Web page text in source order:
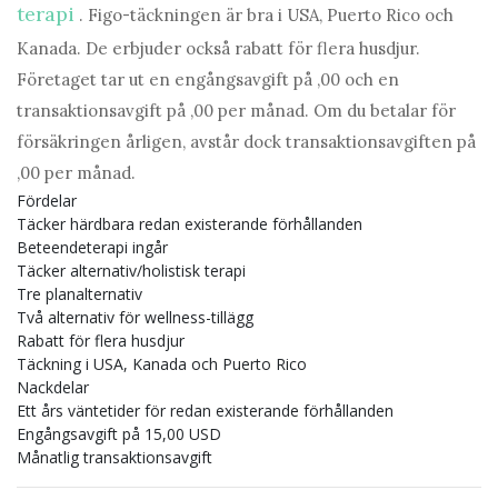
terapi . Figo-täckningen är bra i USA, Puerto Rico och
Kanada. De erbjuder också rabatt för flera husdjur.
Företaget tar ut en engångsavgift på ,00 och en
transaktionsavgift på ,00 per månad. Om du betalar för
försäkringen årligen, avstår dock transaktionsavgiften på
,00 per månad.
Fördelar
Täcker härdbara redan existerande förhållanden
Beteendeterapi ingår
Täcker alternativ/holistisk terapi
Tre planalternativ
Två alternativ för wellness-tillägg
Rabatt för flera husdjur
Täckning i USA, Kanada och Puerto Rico
Nackdelar
Ett års väntetider för redan existerande förhållanden
Engångsavgift på 15,00 USD
Månatlig transaktionsavgift